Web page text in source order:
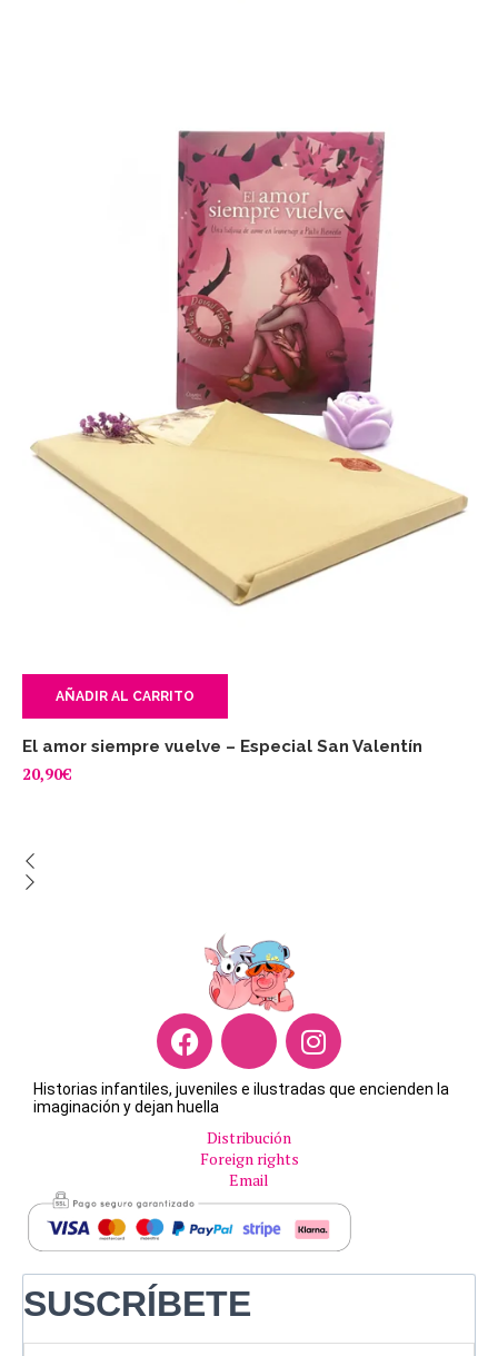
AÑADIR AL CARRITO
El amor siempre vuelve – Especial San Valentín
20,90€
Historias infantiles, juveniles e ilustradas que encienden la
imaginación y dejan huella
Distribución
Foreign rights
Email
SUSCRÍBETE